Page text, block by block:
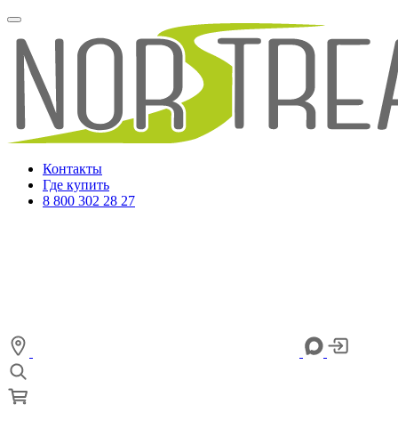
Контакты
Где купить
8 800 302 28 27